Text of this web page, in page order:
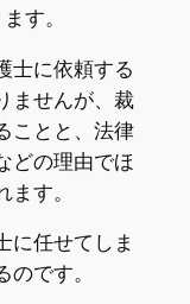
す。
士に依頼する
ませんが、裁
ことと、法律
どの理由でほ
す。
に任せてしま
です。